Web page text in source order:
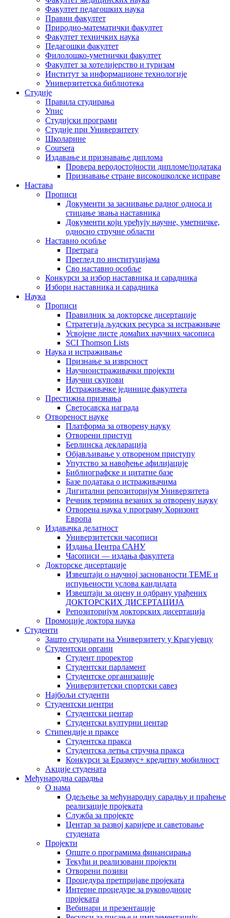
Факултет педагошких наука
Правни факултет
Природно-математички факултет
Факултет техничких наука
Педагошки факултет
Филолошко-уметнички факултет
Факултет за хотелијерство и туризам
Институт за информационе технологије
Универзитетска библиотека
Студије
Правила студирања
Упис
Студијски програми
Студије при Универзитету
Школарине
Coursera
Издавање и признавање диплома
Провера веродостојности дипломе/података
Признавање стране високошколске исправе
Настава
Прописи
Документи за заснивање радног односа и
стицање звања наставника
Документи који уређују научне, уметничке,
односно стручне области
Наставно особље
Претрага
Преглед по институцијама
Сво наставно особље
Конкурси за избор наставника и сарадника
Избори наставника и сарадника
Наука
Прописи
Правилник за докторске дисертације
Стратегија људских ресурса за истраживаче
Усвојене листе домаћих научних часописа
SCI Thomson Lists
Наука и истраживање
Признање за изврсност
Научноистраживачки пројекти
Научни скупови
Истраживачке јединице факултета
Престижна признања
Светосавска награда
Отвореност науке
Платформа за отворену науку
Отворени приступ
Берлинска декларација
Објављивање у отвореном приступу
Упутство за навођење афилијације
Библиографске и цитатне базе
Базе података о истраживачима
Дигитални репозиторијум Универзитета
Рeчник термина везаних за отворену науку
Отворена наука у програму Хоризонт
Европа
Издавачка делатност
Универзитетски часописи
Издања Центра САНУ
Часописи — издања факултета
Докторске дисертације
Извештаји о научној заснованости ТЕМЕ и
испуњености услова кандидата
Извештаји за оцену и одбрану урађених
ДОКТОРСКИХ ДИСЕРТАЦИЈА
Репозиторијум докторских дисертација
Промоције доктора наука
Студенти
Зашто студирати на Универзитету у Крагујевцу
Студентски органи
Студент проректор
Студентски парламент
Студентске организације
Универзитетски спортски савез
Најбољи студенти
Студентски центри
Студентски центар
Студентски културни центар
Стипендије и праксе
Студентска пракса
Студентска летња стручна пракса
Конкурси за Еразмус+ кредитну мобилност
Акције студената
Међународна сарадња
О нама
Одељење за међународну сарадњу и праћење
реализације пројеката
Служба за пројекте
Центар за развој каријере и саветовање
студената
Пројекти
Опште о програмима финансирања
Текући и реализовани пројекти
Отворени позиви
Процедура претпријаве пројеката
Интерне процедуре за руководиоце
пројеката
Вебинари и презентације